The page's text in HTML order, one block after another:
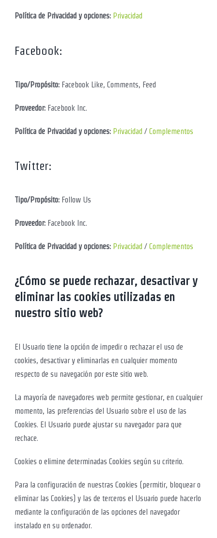
Política de Privacidad y opciones: Privacidad
Facebook:
Tipo/Propósito: Facebook Like, Comments, Feed
Proveedor: Facebook Inc.
Política de Privacidad y opciones: Privacidad / Complementos
Twitter:
Tipo/Propósito: Follow Us
Proveedor: Facebook Inc.
Política de Privacidad y opciones: Privacidad / Complementos
¿Cómo se puede rechazar, desactivar y
eliminar las cookies utilizadas en
nuestro sitio web?
El Usuario tiene la opción de impedir o rechazar el uso de
cookies, desactivar y eliminarlas en cualquier momento
respecto de su navegación por este sitio web.
La mayoría de navegadores web permite gestionar, en cualquier
momento, las preferencias del Usuario sobre el uso de las
Cookies. El Usuario puede ajustar su navegador para que
rechace.
Cookies o elimine determinadas Cookies según su criterio.
Para la configuración de nuestras Cookies (permitir, bloquear o
eliminar las Cookies) y las de terceros el Usuario puede hacerlo
mediante la configuración de las opciones del navegador
instalado en su ordenador.